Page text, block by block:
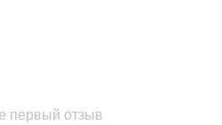
первый отзыв